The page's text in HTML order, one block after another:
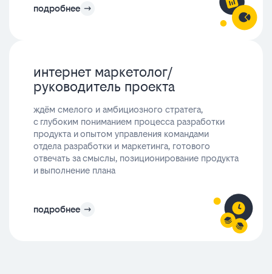
подробнее
интернет маркетолог/
руководитель проекта
ждём смелого и амбициозного стратега,
с глубоким пониманием процесса разработки
продукта и опытом управления командами
отдела разработки и маркетинга, готового
отвечать за смыслы, позиционирование продукта
и выполнение плана
подробнее